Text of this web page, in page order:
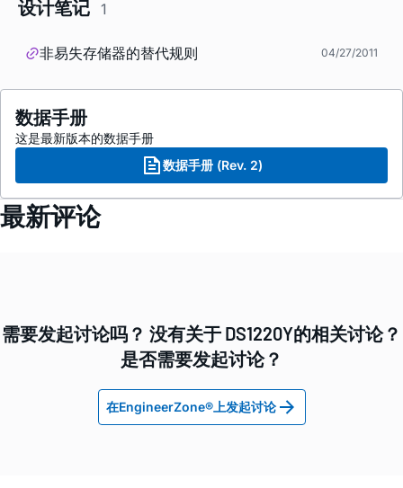
设计笔记 1
非易失存储器的替代规则 04/27/2011
数据手册
这是最新版本的数据手册
数据手册 (Rev. 2)
最新评论
需要发起讨论吗？ 没有关于 DS1220Y的相关讨论？
是否需要发起讨论？
在EngineerZone®上发起讨论